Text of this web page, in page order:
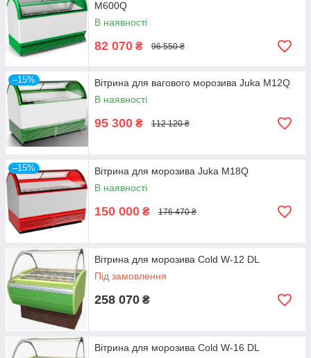
M600Q
В наявності
82 070 ₴ 96 550 ₴
–15%
Вітрина для вагового морозива Juka M12Q
В наявності
95 300 ₴ 112 120 ₴
–15%
Вітрина для морозива Juka M18Q
В наявності
150 000 ₴ 176 470 ₴
Вітрина для морозива Cold W-12 DL
Під замовлення
258 070 ₴
Вітрина для морозива Cold W-16 DL